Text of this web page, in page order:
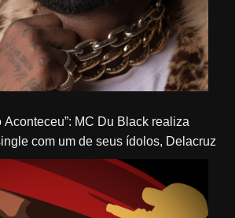
com um de seus ídolos, Delacruz